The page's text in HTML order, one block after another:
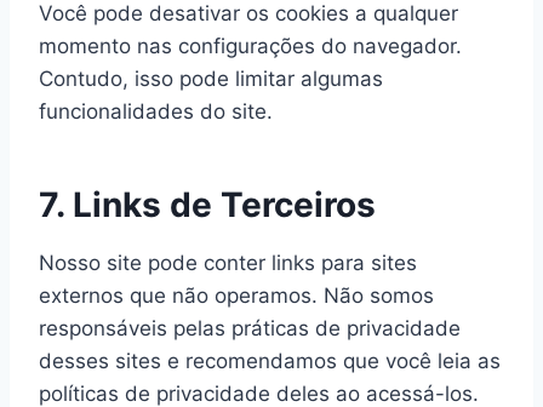
Você pode desativar os cookies a qualquer
momento nas configurações do navegador.
Contudo, isso pode limitar algumas
funcionalidades do site.
7. Links de Terceiros
Nosso site pode conter links para sites
externos que não operamos. Não somos
responsáveis pelas práticas de privacidade
desses sites e recomendamos que você leia as
políticas de privacidade deles ao acessá-los.